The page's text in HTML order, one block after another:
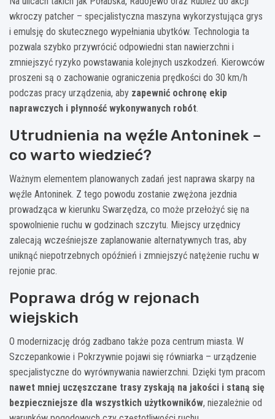
wkroczy patcher – specjalistyczna maszyna wykorzystująca grys
i emulsję do skutecznego wypełniania ubytków. Technologia ta
pozwala szybko przywrócić odpowiedni stan nawierzchni i
zmniejszyć ryzyko powstawania kolejnych uszkodzeń. Kierowców
proszeni są o zachowanie ograniczenia prędkości do 30 km/h
podczas pracy urządzenia, aby zapewnić ochronę ekip
naprawczych i płynność wykonywanych robót.
Utrudnienia na węźle Antoninek –
co warto wiedzieć?
Ważnym elementem planowanych zadań jest naprawa skarpy na
węźle Antoninek. Z tego powodu zostanie zwężona jezdnia
prowadząca w kierunku Swarzędza, co może przełożyć się na
spowolnienie ruchu w godzinach szczytu. Miejscy urzędnicy
zalecają wcześniejsze zaplanowanie alternatywnych tras, aby
uniknąć niepotrzebnych opóźnień i zmniejszyć natężenie ruchu w
rejonie prac.
Poprawa dróg w rejonach
wiejskich
O modernizację dróg zadbano także poza centrum miasta. W
Szczepankowie i Pokrzywnie pojawi się równiarka – urządzenie
specjalistyczne do wyrównywania nawierzchni. Dzięki tym pracom
nawet mniej uczęszczane trasy zyskają na jakości i staną się
bezpieczniejsze dla wszystkich użytkowników, niezależnie od